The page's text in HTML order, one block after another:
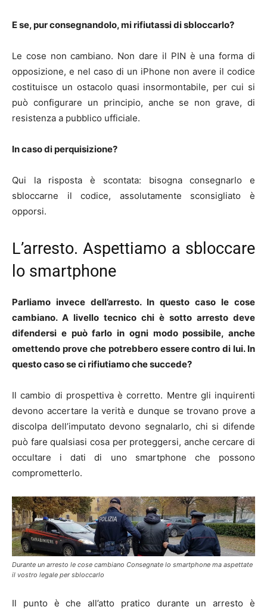
E se, pur consegnandolo, mi rifiutassi di sbloccarlo?
Le cose non cambiano. Non dare il PIN è una forma di
opposizione, e nel caso di un iPhone non avere il codice
costituisce un ostacolo quasi insormontabile, per cui si
può configurare un principio, anche se non grave, di
resistenza a pubblico ufficiale.
In caso di perquisizione?
Qui la risposta è scontata: bisogna consegnarlo e
sbloccarne il codice, assolutamente sconsigliato è
opporsi.
L’arresto. Aspettiamo a sbloccare
lo smartphone
Parliamo invece dell’arresto. In questo caso le cose
cambiano. A livello tecnico chi è sotto arresto deve
difendersi e può farlo in ogni modo possibile, anche
omettendo prove che potrebbero essere contro di lui. In
questo caso se ci rifiutiamo che succede?
Il cambio di prospettiva è corretto. Mentre gli inquirenti
devono accertare la verità e dunque se trovano prove a
discolpa dell’imputato devono segnalarlo, chi si difende
può fare qualsiasi cosa per proteggersi, anche cercare di
occultare i dati di uno smartphone che possono
comprometterlo.
Durante un arresto le cose cambiano Consegnate lo smartphone ma aspettate
il vostro legale per sbloccarlo
Il punto è che all’atto pratico durante un arresto è